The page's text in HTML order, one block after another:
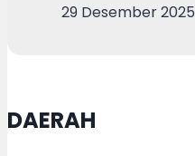
29 Desember 2025
DAERAH